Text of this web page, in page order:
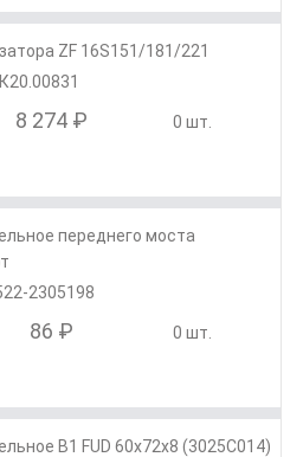
ZF 16S151/181/221
К20.00831
8 274 ₽ 0 шт.
переднего моста
2305198
86 ₽ 0 шт.
B1 FUD 60x72x8 (3025C014)